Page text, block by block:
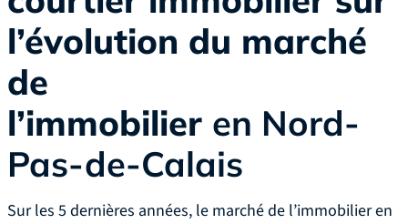
l’évolution du marché
de
l’immobilier en Nord-
Pas-de-Calais
Sur les 5 dernières années, le marché de l’immobilier en